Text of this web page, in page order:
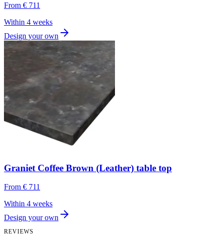
From € 711
Within 4 weeks
Design your own
Graniet Coffee Brown (Leather) table top
From € 711
Within 4 weeks
Design your own
REVIEWS